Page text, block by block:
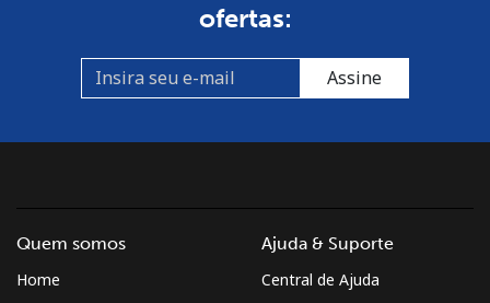
ofertas:
Assine
Quem somos
Home
Ajuda & Suporte
Central de Ajuda